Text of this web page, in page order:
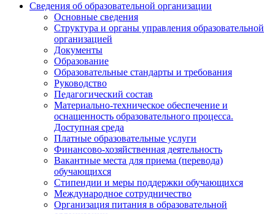
Сведения об образовательной организации
Основные сведения
Структура и органы управления образовательной
организацией
Документы
Образование
Образовательные стандарты и требования
Руководство
Педагогический состав
Материально-техническое обеспечение и
оснащенность образовательного процесса.
Доступная среда
Платные образовательные услуги
Финансово-хозяйственная деятельность
Вакантные места для приема (перевода)
обучающихся
Стипендии и меры поддержки обучающихся
Международное сотрудничество
Организация питания в образовательной